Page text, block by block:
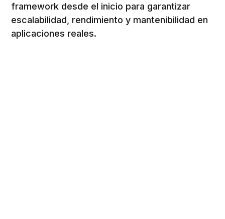
framework desde el inicio para garantizar
escalabilidad, rendimiento y mantenibilidad en
aplicaciones reales.